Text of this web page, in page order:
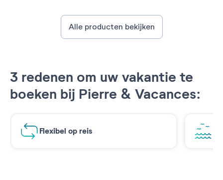
Alle producten bekijken
3 redenen om uw vakantie te
boeken bij Pierre & Vacances:
Flexibel op reis